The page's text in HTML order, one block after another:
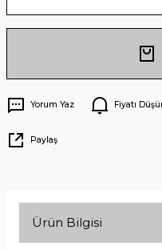
Yorum Yaz Fiyatı
Paylaş
Ürün Bilgisi